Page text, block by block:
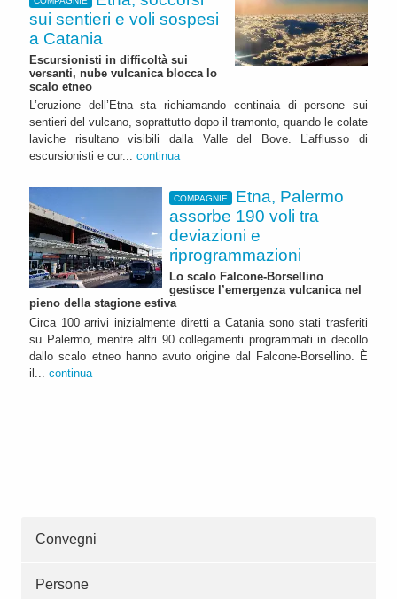
sui sentieri e voli sospesi
a Catania
Escursionisti in difficoltà sui
versanti, nube vulcanica blocca lo
scalo etneo
L’eruzione dell’Etna sta richiamando centinaia di persone sui
sentieri del vulcano, soprattutto dopo il tramonto, quando le colate
laviche risultano visibili dalla Valle del Bove. L’afflusso di
escursionisti e cur... continua
COMPAGNIE
Etna, Palermo
assorbe 190 voli tra
deviazioni e
riprogrammazioni
Lo scalo Falcone-Borsellino
gestisce l’emergenza vulcanica nel
pieno della stagione estiva
Circa 100 arrivi inizialmente diretti a Catania sono stati trasferiti
su Palermo, mentre altri 90 collegamenti programmati in decollo
dallo scalo etneo hanno avuto origine dal Falcone-Borsellino. È
il... continua
Convegni
Persone